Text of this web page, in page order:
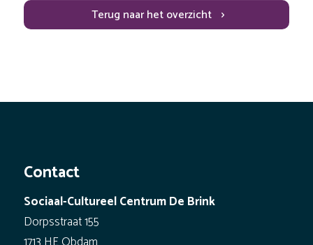
Terug naar het overzicht
Contact
Sociaal-Cultureel Centrum De Brink
Dorpsstraat 155